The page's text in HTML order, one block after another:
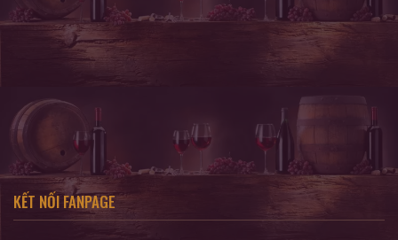
KẾT NỐI FANPAGE